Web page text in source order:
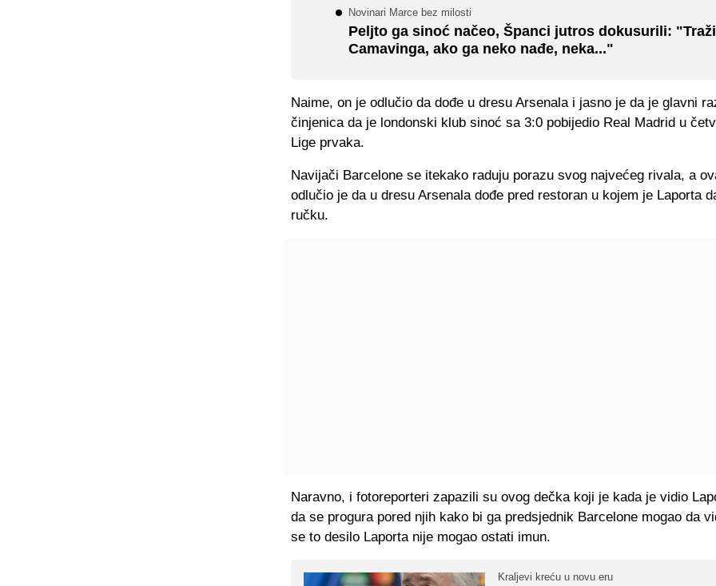
Novinari Marce bez milosti
Peljto ga sinoć načeo, Španci jutros dokusurili:
Camavinga, ako ga neko nađe, neka..."
Naime, on je odlučio da dođe u dresu Arsenala i jasno je da je glavni
činjenica da je londonski klub sinoć sa 3:0 pobijedio Real Madrid u
Lige prvaka.
Navijači Barcelone se itekako raduju porazu svog najvećeg rivala, a
odlučio je da u dresu Arsenala dođe pred restoran u kojem je Laporta
ručku.
Naravno, i fotoreporteri zapazili su ovog dečka koji je kada je vidio
da se progura pored njih kako bi ga predsjednik Barcelone mogao da
se to desilo Laporta nije mogao ostati imun.
Kraljevi kreću u novu eru